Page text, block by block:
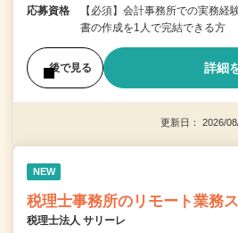
応募資格
【必須】会計事務所での実務経
書の作成を1人で完結できる方
後で見る 詳細
更新日： 2026/
NEW
税理士事務所のリモート業務
税理士法人 サリーレ